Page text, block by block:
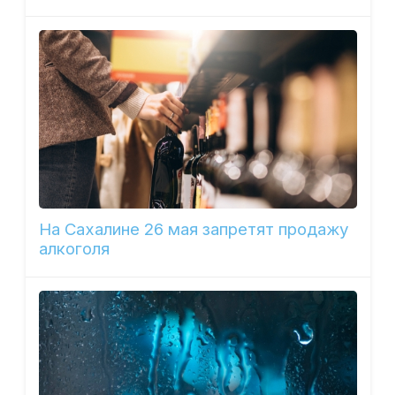
На Сахалине 26 мая запретят продажу
алкоголя